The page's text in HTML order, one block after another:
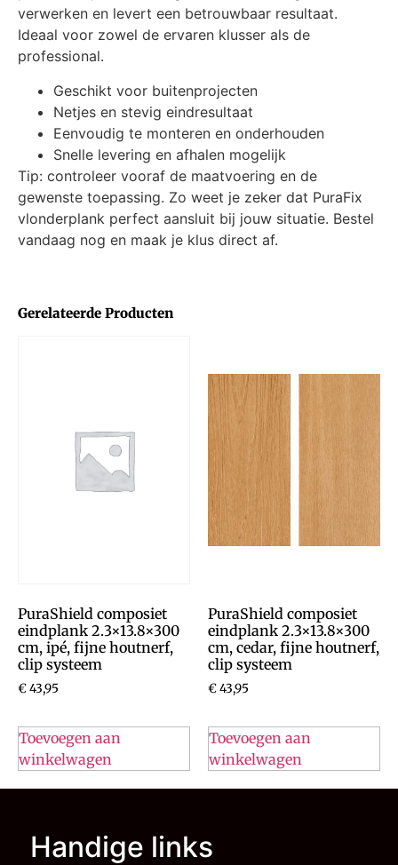
Gerelateerde Producten
PuraShield composiet
eindplank 2.3×13.8×300
cm, ipé, fijne houtnerf,
clip systeem
€43,95
Toevoegen aan
winkelwagen
PuraShield composiet
eindplank 2.3×13.8×300
cm, cedar, fijne houtnerf,
clip systeem
€43,95
Toevoegen aan
winkelwagen
verwerken en levert een betrouwbaar resultaat.
Ideaal voor zowel de ervaren klusser als de
professional.
Geschikt voor buitenprojecten
Netjes en stevig eindresultaat
Eenvoudig te monteren en onderhouden
Snelle levering en afhalen mogelijk
Tip: controleer vooraf de maatvoering en de
gewenste toepassing. Zo weet je zeker dat PuraFix
vlonderplank perfect aansluit bij jouw situatie. Bestel
vandaag nog en maak je klus direct af.
Handige links